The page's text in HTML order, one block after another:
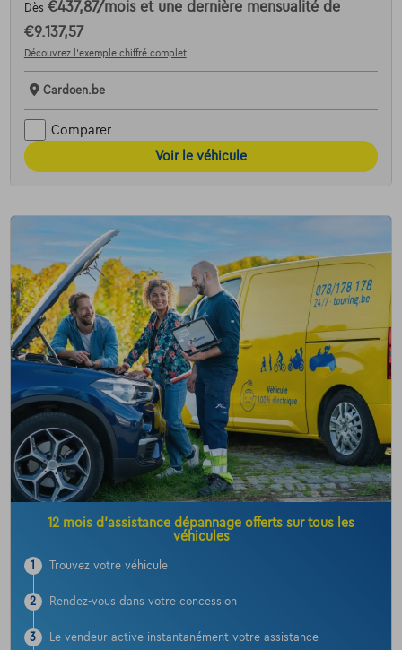
Dès €437,87/mois et une dernière mensualité de
€9.137,57
Découvrez l’exemple chiffré complet
Cardoen.be
Comparer
Voir le véhicule
12 mois d’assistance dépannage offerts sur tous les
véhicules
1 Trouvez votre véhicule
2 Rendez-vous dans votre concession
3 Le vendeur active instantanément votre assistance